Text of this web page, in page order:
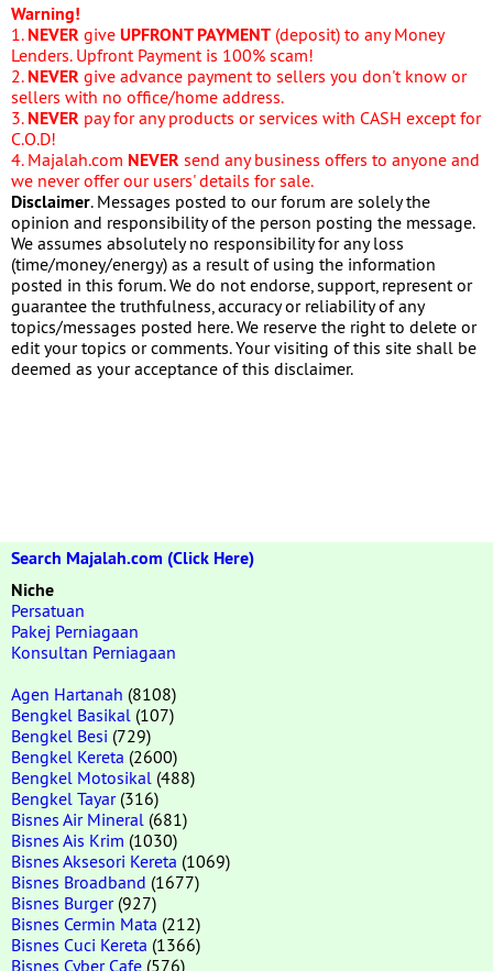
Warning!
1. NEVER give UPFRONT PAYMENT (deposit) to any Money
Lenders. Upfront Payment is 100% scam!
2. NEVER give advance payment to sellers you don't know or
sellers with no office/home address.
3. NEVER pay for any products or services with CASH except for
C.O.D!
4. Majalah.com NEVER send any business offers to anyone and
we never offer our users' details for sale.
Disclaimer. Messages posted to our forum are solely the
opinion and responsibility of the person posting the message.
We assumes absolutely no responsibility for any loss
(time/money/energy) as a result of using the information
posted in this forum. We do not endorse, support, represent or
guarantee the truthfulness, accuracy or reliability of any
topics/messages posted here. We reserve the right to delete or
edit your topics or comments. Your visiting of this site shall be
deemed as your acceptance of this disclaimer.
Search Majalah.com (Click Here)
Niche
Persatuan
Pakej Perniagaan
Konsultan Perniagaan
Agen Hartanah (8108)
Bengkel Basikal (107)
Bengkel Besi (729)
Bengkel Kereta (2600)
Bengkel Motosikal (488)
Bengkel Tayar(316)
Bisnes Air Mineral (681)
Bisnes Ais Krim (1030)
Bisnes Aksesori Kereta (1069)
Bisnes Broadband (1677)
Bisnes Burger(927)
Bisnes Cermin Mata (212)
Bisnes Cuci Kereta (1366)
Bisnes Cyber Cafe (576)